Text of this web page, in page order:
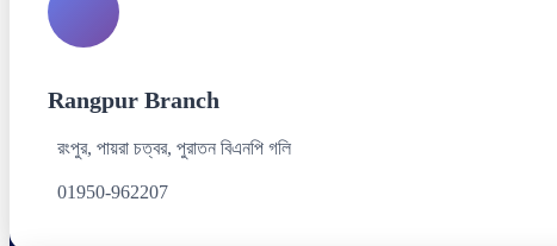
Rangpur Branch
রংপুর, পায়রা চত্বর, পুরাতন বিএনপি গলি
01950-962207